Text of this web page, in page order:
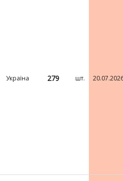
Україна 279 шт.